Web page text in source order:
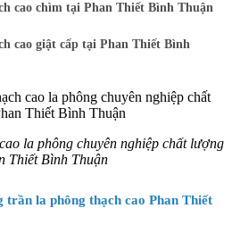
cao chìm tại Phan Thiết Bình Thuận
cao giật cấp tại Phan Thiết Bình
la phông chuyên nghiệp chất lượng
Thiết Bình Thuận
trần la phông thạch cao Phan Thiết